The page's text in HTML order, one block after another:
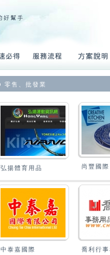
零售、批發業
弘揚體育用品 尚豐國際
中泰嘉國際 喬利行